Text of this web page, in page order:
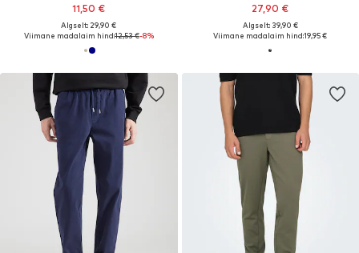
11,50 €
Algselt: 29,90 €
Viimane madalaim hind:12,53 €-8%
27,90 €
Algselt: 39,90 €
Viimane madalaim hind:19,95 €